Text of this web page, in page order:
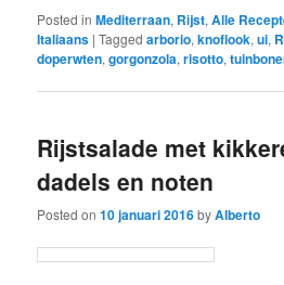
Posted in Mediterraan, Rijst,Alle
Italiaans |Tagged arborio,knoflook,ui,
doperwten,gorgonzola,risotto,
Rijstsalade met
dadels en noten
Posted on10 januari 2016byAlberto